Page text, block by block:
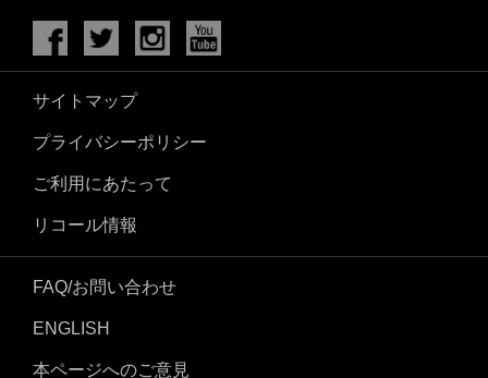
サイトマップ
プライバシーポリシー
ご利用にあたって
リコール情報
FAQ/お問い合わせ
ENGLISH
本ページへのご意見